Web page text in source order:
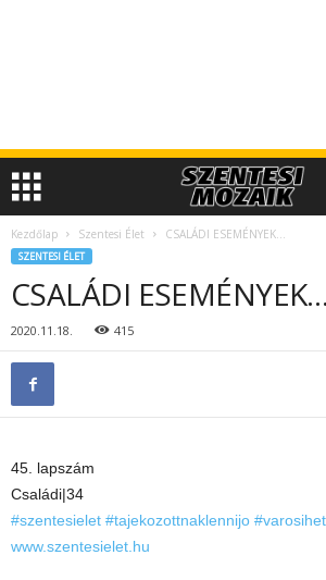
Kezdőlap Szentesi Élet CSALÁDI ESEMÉNYEK…
SZENTESI ÉLET
CSALÁDI ESEMÉNYEK…
2020.11.18. 415
45. lapszám
Családi|34
#szentesielet #tajekozottnaklennijo
www.szentesielet.hu